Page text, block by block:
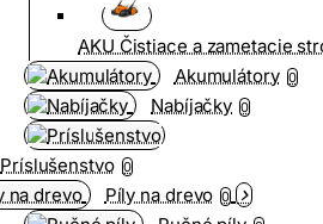
AKU Čistiace a zametacie
Akumulátory 0
Nabíjačky 0
Príslušenstvo 0
Píly na drevo 0